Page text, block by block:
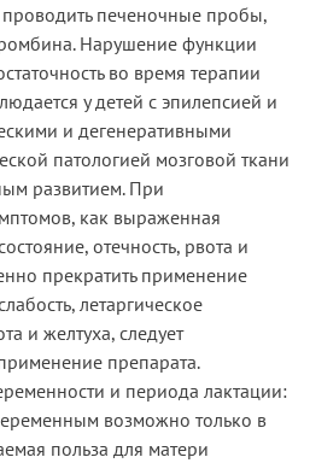
печеночные пробы,
Нарушение функции
во время терапии
у детей с эпилепсией и
и дегенеративными
патологией мозговой ткани
развитием. При
как выраженная
отечность, рвота и
прекратить применение
летаргическое
и желтуха, следует
препарата.
и периода лактации:
возможно только в
польза для матери